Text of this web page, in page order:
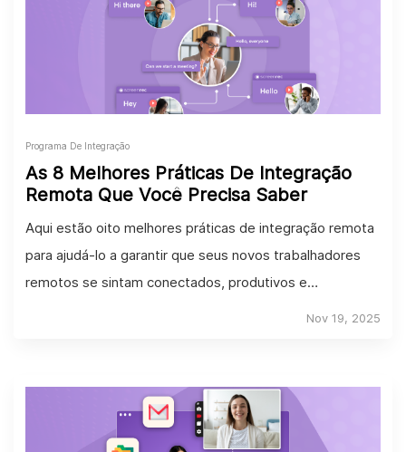
Programa De Integração
As 8 Melhores Práticas De Integração
Remota Que Você Precisa Saber
Aqui estão oito melhores práticas de integração remota
para ajudá-lo a garantir que seus novos trabalhadores
remotos se sintam conectados, produtivos e
Nov 19, 2025